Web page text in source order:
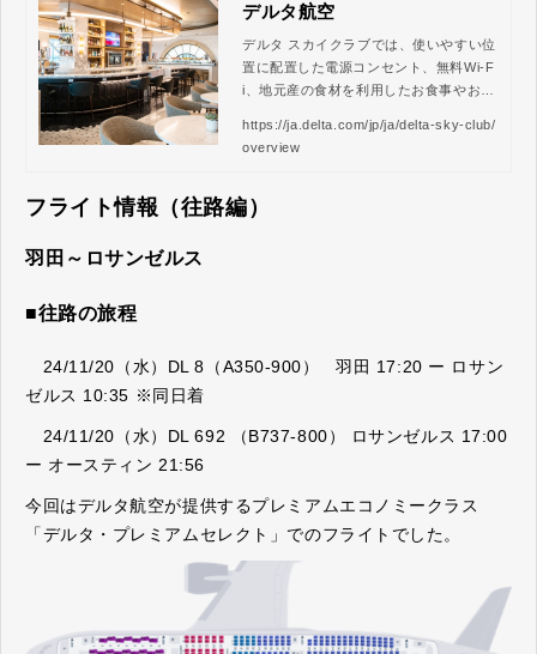
デルタ航空
デルタ スカイクラブでは、使いやすい位
置に配置した電源コンセント、無料Wi-F
i、地元産の食材を利用したお食事やお飲
っくりおくつろぎいただけます。
https://ja.delta.com/jp/ja/delta-sky-club/
overview
フライト情報（往路編）
羽田～ロサンゼルス
■往路の旅程
24/11/20（水）DL 8（A350-900） 羽田 17:20 ー ロサン
ゼルス 10:35 ※同日着
24/11/20（水）DL 692 （B737-800） ロサンゼルス 17:00
ー オースティン 21:56
今回はデルタ航空が提供するプレミアムエコノミークラス
「デルタ・プレミアムセレクト」でのフライトでした。